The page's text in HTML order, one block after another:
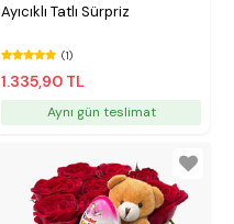
Ayıcıklı Tatlı Sürpriz
(1)
1.335,90 TL
Aynı gün teslimat